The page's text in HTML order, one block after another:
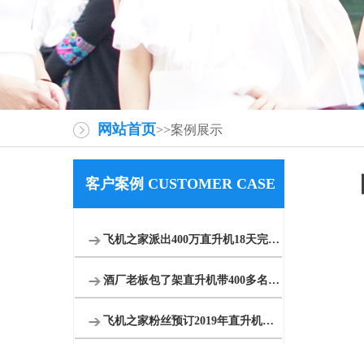
网站首页>>案例展示
客户案例 CUSTOMER CASE
飞机之家派出400万直升机18天完成云南昆明直升机航测
酒厂老板包了架直升机带400多名员工空中游览西柏坡
飞机之家粉丝预订2019年直升机婚礼